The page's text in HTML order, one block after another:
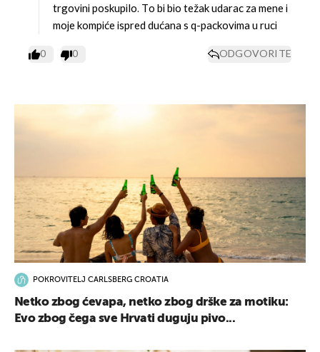
trgovini poskupilo. To bi bio težak udarac za mene i
moje kompiće ispred dućana s q-packovima u ruci
0 0 ODGOVORITE
POKROVITELJ CARLSBERG CROATIA
Netko zbog ćevapa, netko zbog drške za motiku:
Evo zbog čega sve Hrvati duguju pivo...